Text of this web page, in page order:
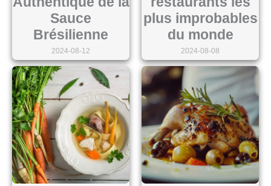
Sauce
Brésilienne
2024-08-12
plus improbables
du monde
2024-08-08